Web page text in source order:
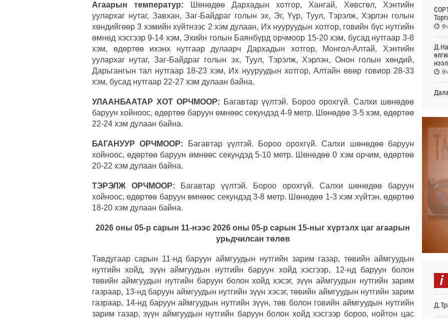
Агаарын температур: Шөнөдөө Дархадын хотгор, Хангай, Хөвсгөл, Хэнтийн
уулархаг нутаг, Завхан, Заг-Байдраг голын эх, Эг, Үүр, Туул, Тэрэлж, Хэрлэн голын
хөндийгөөр 3 хэмийн хүйтнээс 2 хэм дулаан, Их нууруудын хотгор, говийн бүс нутгийн
өмнөд хэсгээр 9-14 хэм, Эхийн голын Баянбүрд орчмоор 15-20 хэм, бусад нутгаар 3-8
хэм, өдөртөө ихэнх нутгаар дулаарч Дархадын хотгор, Монгол-Алтай, Хэнтийн
уулархаг нутаг, Заг-Байдраг голын эх, Туул, Тэрэлж, Хэрлэн, Онон голын хөндий,
Дарьгангын тал нутгаар 18-23 хэм, Их нууруудын хотгор, Алтайн өвөр говиор 28-33
хэм, бусад нутгаар 22-27 хэм дулаан байна.
УЛААНБААТАР ХОТ ОРЧМООР: Багавтар үүлтэй. Бороо орохгүй. Салхи шөнөдөө
баруун хойноос, өдөртөө баруун өмнөөс секундэд 4-9 метр. Шөнөдөө 3-5 хэм, өдөртөө
22-24 хэм дулаан байна.
БАГАНУУР ОРЧМООР:
Багавтар үүлтэй. Бороо орохгүй. Салхи шөнөдөө баруун
хойноос, өдөртөө баруун өмнөөс секундэд 5-10 метр. Шөнөдөө 0 хэм орчим, өдөртөө
20-22 хэм дулаан байна.
ТЭРЭЛЖ ОРЧМООР: Багавтар үүлтэй. Бороо орохгүй. Салхи шөнөдөө баруун
хойноос, өдөртөө баруун өмнөөс секундэд 3-8 метр. Шөнөдөө 1-3 хэм хүйтэн, өдөртөө
18-20 хэм дулаан байна.
2026 оны 05-р сарын 11-нээс 2026 оны 05-р сарын 15-ныг хүртэлх цаг агаарын
урьдчилсан төлөв
Тавдугаар сарын 11-нд баруун аймгуудын нутгийн зарим газар, төвийн аймгуудын
нутгийн хойд, зүүн аймгуудын нутгийн баруун хойд хэсгээр, 12-нд баруун болон
төвийн аймгуудын нутгийн баруун болон хойд хэсэг, зүүн аймгуудын нутгийн зарим
газраар, 13-нд баруун аймгуудын нутгийн зүүн хэсэг, төвийн аймгуудын нутгийн зарим
газраар, 14-нд баруун аймгуудын нутгийн зүүн, төв болон говийн аймгуудын нутгийн
зарим газар, зүүн аймгуудын нутгийн баруун болон хойд хэсгээр бороо, нойтон цас
авна
i